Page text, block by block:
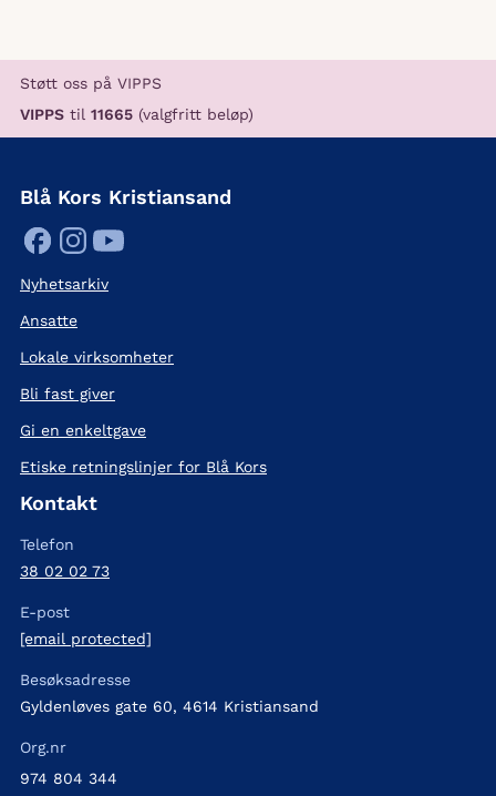
Støtt oss på VIPPS
VIPPS til 11665 (valgfritt beløp)
Blå Kors Kristiansand
Nyhetsarkiv
Ansatte
Lokale virksomheter
Bli fast giver
Gi en enkeltgave
Etiske retningslinjer for Blå Kors
Kontakt
Telefon
38 02 02 73
E-post
[email protected]
Besøksadresse
Gyldenløves gate 60, 4614 Kristiansand
Org.nr
974 804 344